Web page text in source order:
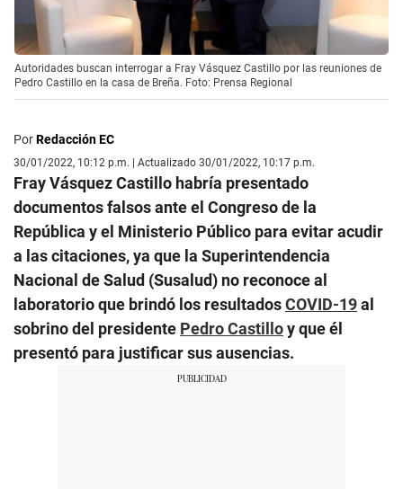
Autoridades buscan interrogar a Fray Vásquez Castillo por las reuniones de
Pedro Castillo en la casa de Breña. Foto: Prensa Regional
PorRedacción EC
30/01/2022, 10:12 p.m. | Actualizado 30/01/2022, 10:17 p.m.
Fray Vásquez Castillo habría presentado
documentos falsos ante el Congreso de la
República y el Ministerio Público para evitar acudir
a las citaciones, ya que la Superintendencia
Nacional de Salud (Susalud) no reconoce al
laboratorio que brindó los resultadosCOVID-19al
sobrino del presidente Pedro Castilloy que él
presentó para justificar sus ausencias.